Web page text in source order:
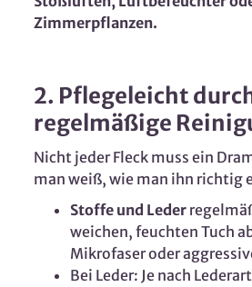
Zimmerpflanzen.
2. Pflegeleicht
regelmäßige
Nicht jeder Fleck muss ein
man weiß, wie man ihn richtig
Stoffe und Leder
weichen, feuchten Tuch
Mikrofaser oder
Bei Leder: Je nach